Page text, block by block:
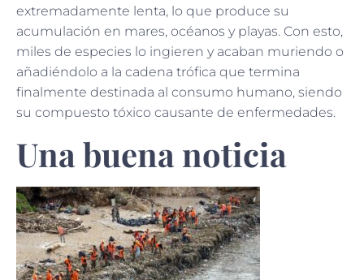
extremadamente lenta, lo que produce su
acumulación en mares, océanos y playas. Con esto,
miles de especies lo ingieren y acaban muriendo o
añadiéndolo a la cadena trófica que termina
finalmente destinada al consumo humano, siendo
su compuesto tóxico causante de enfermedades.
Una buena noticia